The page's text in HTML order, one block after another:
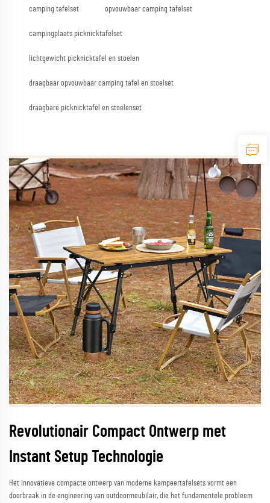
camping tafelset opvouwbaar camping tafelset
campingplaats picknicktafelset
lichtgewicht picknicktafel en stoelen
draagbaar opvouwbaar camping tafel en stoelset
draagbare picknicktafel en stoelenset
Revolutionair Compact Ontwerp met
Instant Setup Technologie
Het innovatieve compacte ontwerp van moderne kampeertafelsets vormt een
doorbraak in de engineering van outdoormeubilair, die het fundamentele probleem